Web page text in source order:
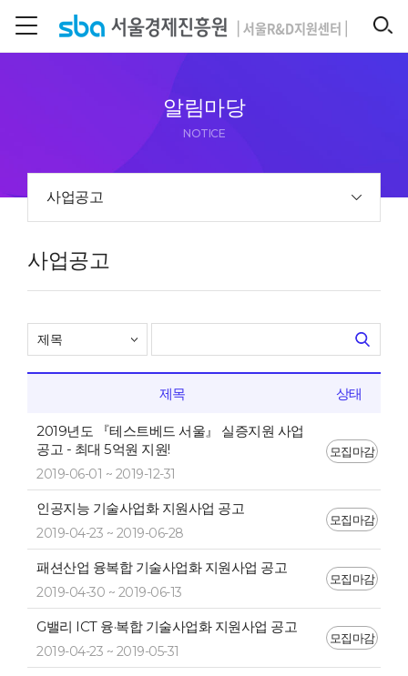
SEARCH
알림마당
NOTICE
사업공고
사업공고
제목 상태
2019년도 『테스트베드 서울』 실증지원 사업
공고 - 최대 5억원 지원!
2019-06-01 ~ 2019-12-31
모집마감
인공지능 기술사업화 지원사업 공고
2019-04-23 ~ 2019-06-28
모집마감
패션산업 융복합 기술사업화 지원사업 공고
2019-04-30 ~ 2019-06-13
모집마감
G밸리 ICT 융·복합 기술사업화 지원사업 공고
2019-04-23 ~ 2019-05-31
모집마감